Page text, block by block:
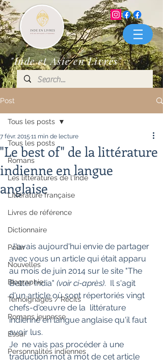
"Inde et Asie en Livres"
Post
Tous les posts
Romans
Les littératures de l'Inde
Littérature française
Livres de référence
Dictionnaire
Polar
Nouvelles
Biographie
Témoignages / Récits
Romans jeunesse
Essai
Personnalités indiennes
Tous les posts
"Le best of" de la littérature
indienne en langue
anglaise
7 févr. 2015 11 min de lecture
J'avais aujourd'hui envie de partager
avec vous un article qui était apparu
au mois de juin 2014 sur le site "The
Better India" (voir ci-après).  Il s'agit
d'un article où sont répertoriés vingt
chefs-d'œuvre de la  littérature
indienne en langue anglaise qu'il faut
avoir lus.
Je  ne vais pas procéder à une
traduction mot à mot de cet article